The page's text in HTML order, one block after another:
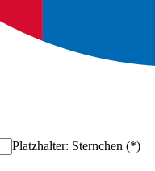
Platzhalter: Sternchen (*)